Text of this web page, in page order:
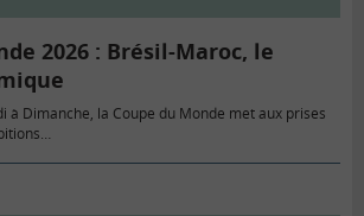
2026 : Brésil-Maroc, le
à Dimanche, la Coupe du Monde met aux prises